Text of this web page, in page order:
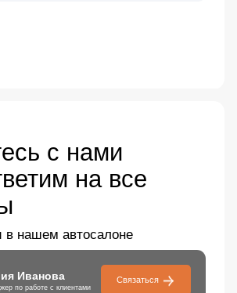
с нами
на все
в нашем автосалоне
Иванова
по работе с клиентами
Связаться